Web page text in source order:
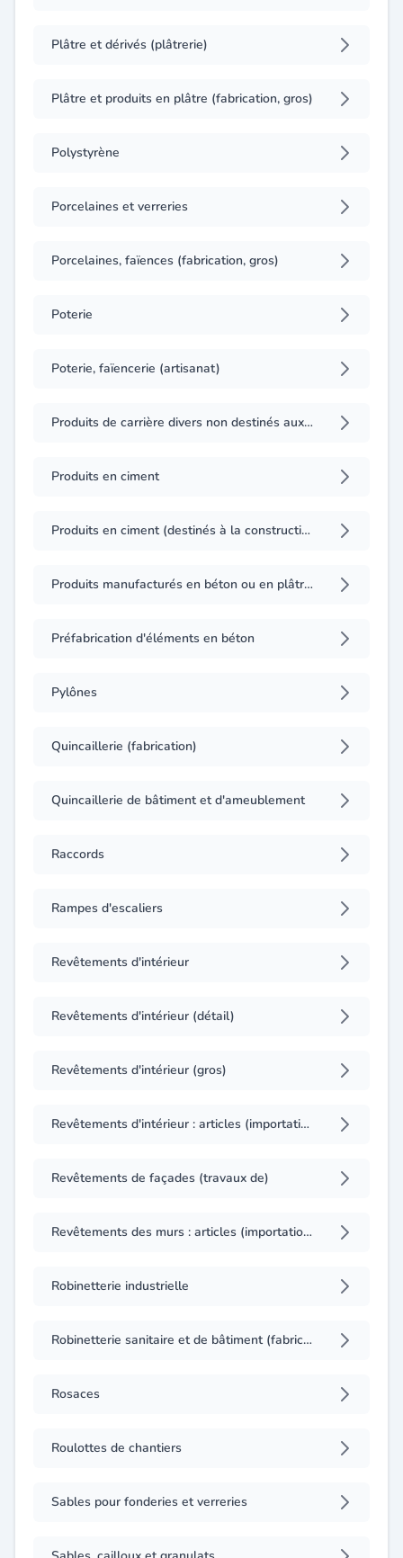
Plâtre et dérivés (plâtrerie)
Plâtre et produits en plâtre (fabrication, gros)
Polystyrène
Porcelaines et verreries
Porcelaines, faïences (fabrication, gros)
Poterie
Poterie, faïencerie (artisanat)
Produits de carrière divers non destinés aux matériaux de construction
Produits en ciment
Produits en ciment (destinés à la construction)
Produits manufacturés en béton ou en plâtre (fabrication industrielle)
Préfabrication d'éléments en béton
Pylônes
Quincaillerie (fabrication)
Quincaillerie de bâtiment et d'ameublement
Raccords
Rampes d'escaliers
Revêtements d'intérieur
Revêtements d'intérieur (détail)
Revêtements d'intérieur (gros)
Revêtements d'intérieur : articles (importation, exportation)
Revêtements de façades (travaux de)
Revêtements des murs : articles (importation, exportation)
Robinetterie industrielle
Robinetterie sanitaire et de bâtiment (fabrication, gros)
Rosaces
Roulottes de chantiers
Sables pour fonderies et verreries